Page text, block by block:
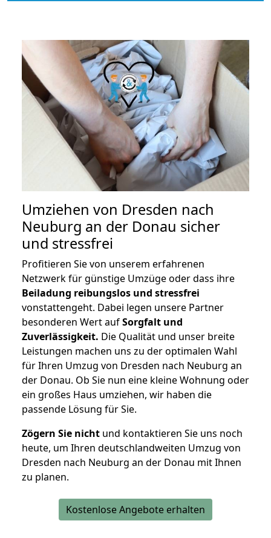
Umziehen von Dresden nach
Neuburg an der Donau sicher
und stressfrei
Profitieren Sie von unserem erfahrenen
Netzwerk für günstige Umzüge oder dass ihre
Beiladung reibungslos und stressfrei
vonstattengeht. Dabei legen unsere Partner
besonderen Wert aufSorgfalt und
Zuverlässigkeit. Die Qualität und unser breite
Leistungen machen uns zu der optimalen Wahl
für Ihren Umzug von Dresden nach Neuburg an
der Donau. Ob Sie nun eine kleine Wohnung oder
ein großes Haus umziehen, wir haben die
passende Lösung für Sie.
Zögern Sie nicht und kontaktieren Sie uns noch
heute, um Ihren deutschlandweiten Umzug von
Dresden nach Neuburg an der Donau mit Ihnen
zu planen.
Kostenlose Angebote erhalten